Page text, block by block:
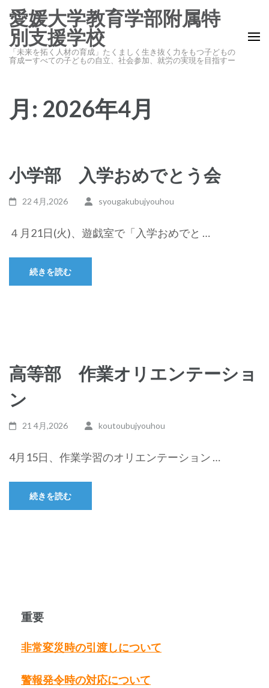
ン
ン
キ
(Enter
押
愛媛大学教育学部附属特
別支援学校
「未来を拓く人材の育成」たくましく生き抜く力をもつ子どもの
育成ーすべての子どもの自立、社会参加、就労の実現を目指すー
月: 2026年4月
小学部 入学おめでとう会
22 4月,2026 syougakubujyouhou
４月21日(火)、遊戯室で「入学おめでと …
続きを読む
高等部 作業オリエンテーショ
ン
21 4月,2026 koutoubujyouhou
4月15日、作業学習のオリエンテーション …
続きを読む
重要
非常変災時の引渡しについて
警報発令時の対応について